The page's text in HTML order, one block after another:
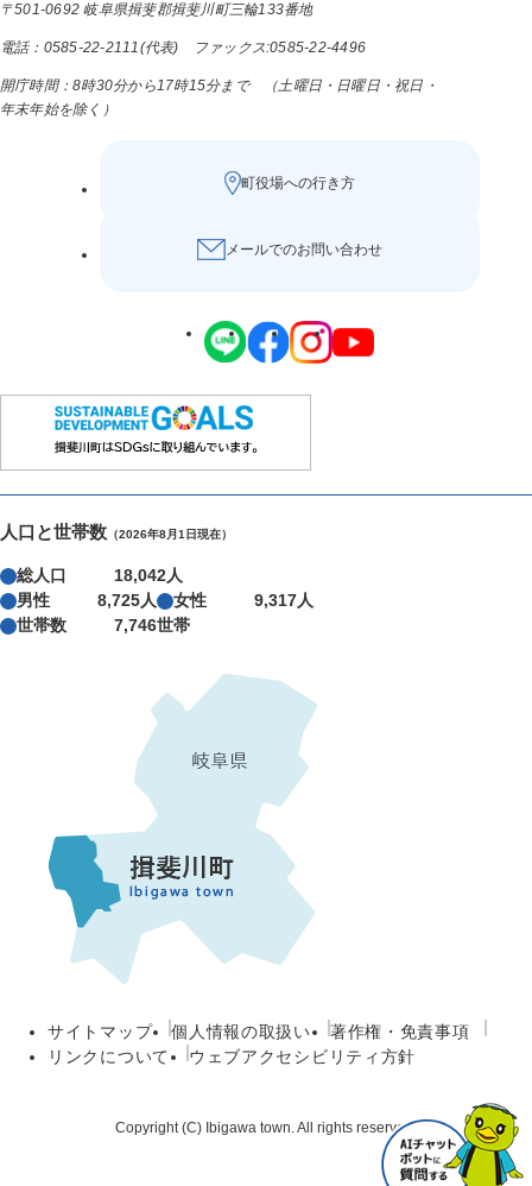
〒501-0692 岐阜県揖斐郡揖斐川町三輪133番地
電話：0585-22-2111(代表) ファックス:0585-22-4496
開庁時間：8時30分から17時15分まで （土曜日・日曜日・祝日・
年末年始を除く）
町役場への行き方
メールでのお問い合わせ
人口と世帯数 （2026年8月1日現在）
総人口
18,042人
男性
8,725人 女性
9,317人
世帯数
7,746世帯
サイトマップ 個人情報の取扱い
著作権・免責事項
リンクについて
ウェブアクセシビリティ方針
Copyright (C) Ibigawa town. All rights reserved.